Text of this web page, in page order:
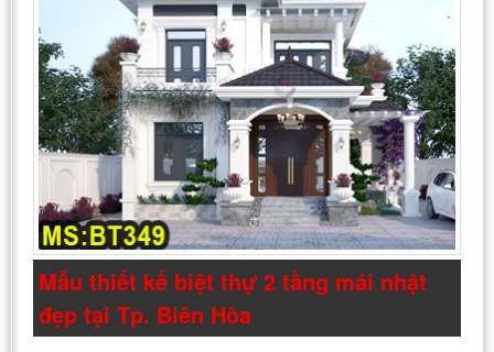
Mẫu thiết kế biệt thự 2 tầng mái nhật
đẹp tại Tp. Biên Hòa